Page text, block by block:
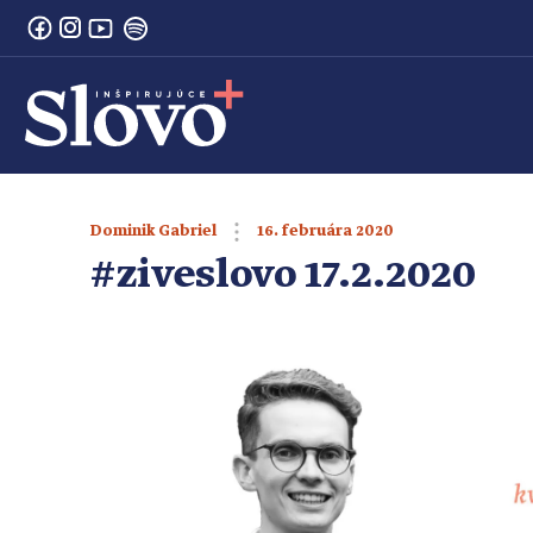
Dominik Gabriel 16. februára 2020
#ziveslovo 17.2.2020